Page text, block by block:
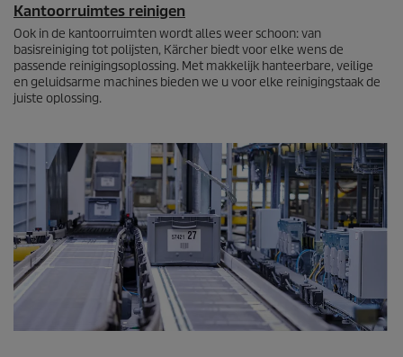
Kantoorruimtes reinigen
Ook in de kantoorruimten wordt alles weer schoon: van
basisreiniging tot polijsten, Kärcher biedt voor elke wens de
passende reinigingsoplossing. Met makkelijk hanteerbare, veilige
en geluidsarme machines bieden we u voor elke reinigingstaak de
juiste oplossing.